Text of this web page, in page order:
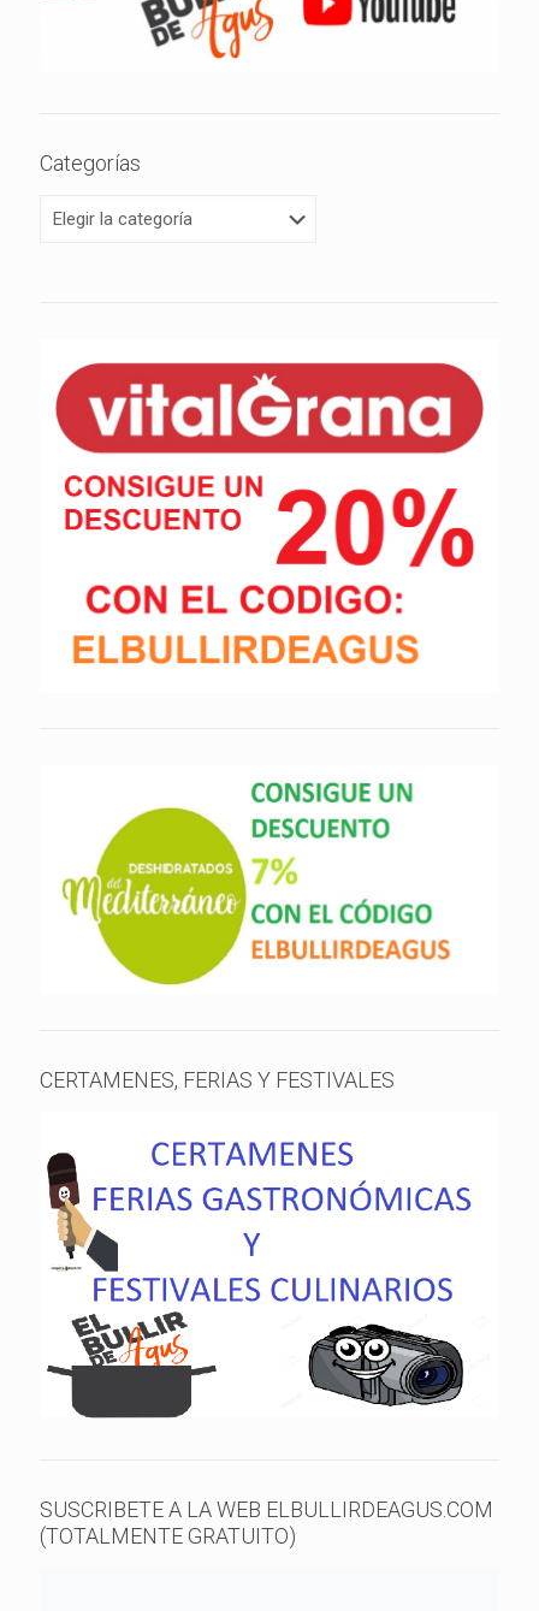
Categorías
CERTAMENES, FERIAS Y FESTIVALES
SUSCRIBETE A LA WEB ELBULLIRDEAGUS.COM
(TOTALMENTE GRATUITO)